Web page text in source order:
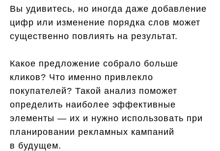
Вы удивитесь, но иногда даже добавление
цифр или изменение порядка слов может
существенно повлиять на результат.
Какое предложение собрало больше
кликов? Что именно привлекло
покупателей? Такой анализ поможет
определить наиболее эффективные
элементы — их и нужно использовать при
планировании рекламных кампаний
в будущем.